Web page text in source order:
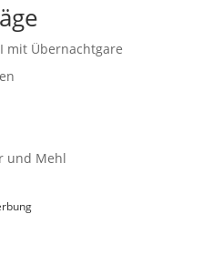
mit Übernachtgare
und Mehl